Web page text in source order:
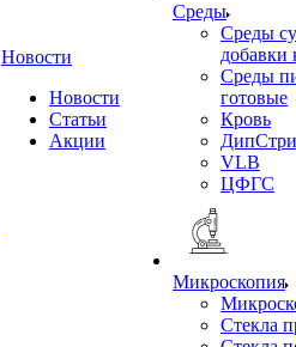
Новости
Новости
Статьи
Акции
Среды
Среды
добавки
Среды
готовые
Кровь
VLB
ЦФГС
Микроскопия
Стекла